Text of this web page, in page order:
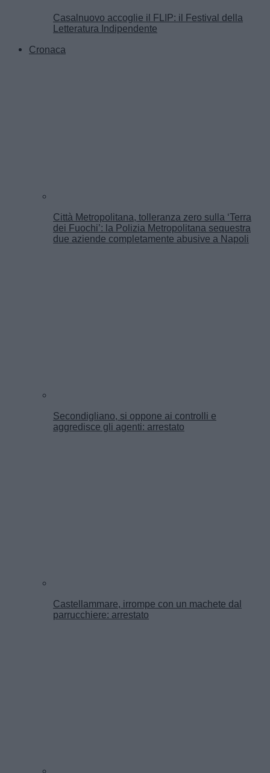
Casalnuovo accoglie il FLIP: il Festival della
Letteratura Indipendente
Cronaca
Città Metropolitana, tolleranza zero sulla ‘Terra
dei Fuochi’: la Polizia Metropolitana sequestra
due aziende completamente abusive a Napoli
Secondigliano, si oppone ai controlli e
aggredisce gli agenti: arrestato
Castellammare, irrompe con un machete dal
parrucchiere: arrestato